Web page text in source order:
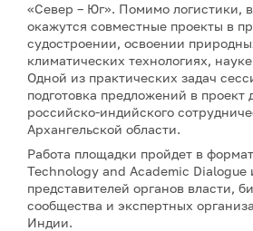
«Север – Юг». Помимо логистики,
окажутся совместные проекты в
судостроении, освоении
климатических технологиях,
Одной из практических задач
подготовка предложений в
российско-индийского
Архангельской области.
Работа площадки пройдет в
Technology and Academic Dialogue
представителей органов власти,
сообщества и экспертных
Индии.